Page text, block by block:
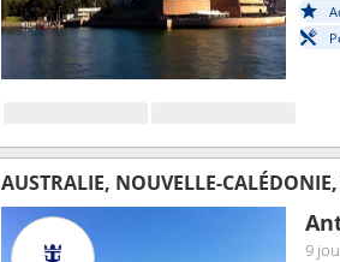
AUSTRALIE, NOUVELLE-
9